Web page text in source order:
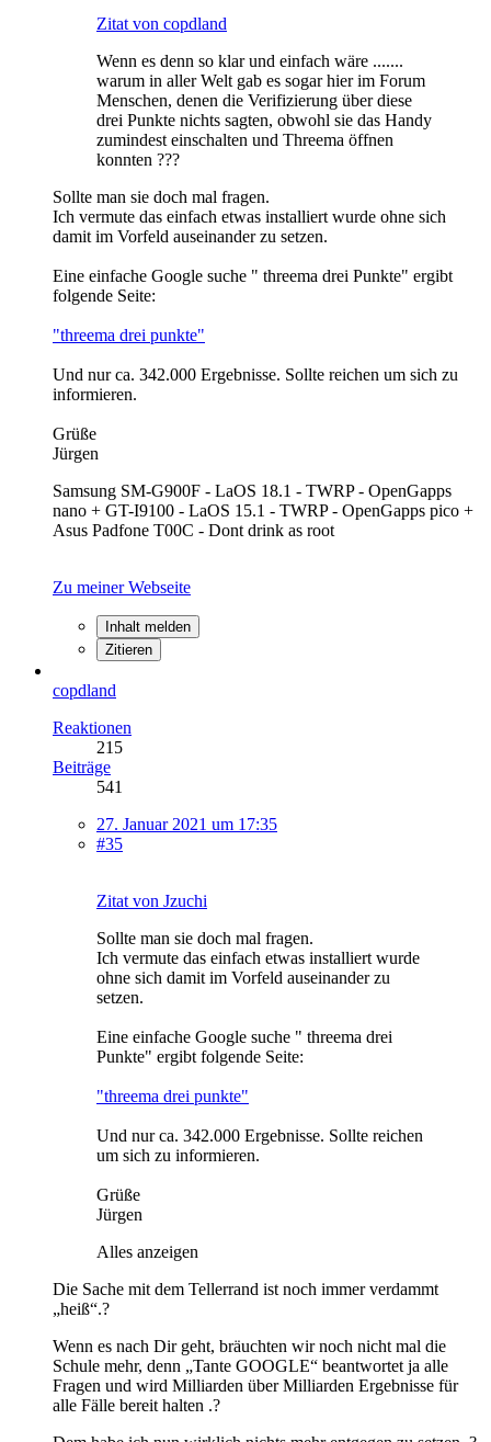
Zitat von copdland
Wenn es denn so klar und einfach wäre .......
warum in aller Welt gab es sogar hier im Forum
Menschen, denen die Verifizierung über diese
drei Punkte nichts sagten, obwohl sie das Handy
zumindest einschalten und Threema öffnen
konnten ???
Sollte man sie doch mal fragen.
Ich vermute das einfach etwas installiert wurde ohne sich
damit im Vorfeld auseinander zu setzen.
Eine einfache Google suche " threema drei Punkte" ergibt
folgende Seite:
"threema drei punkte"
Und nur ca. 342.000 Ergebnisse. Sollte reichen um sich zu
informieren.
Grüße
Jürgen
Samsung SM-G900F - LaOS 18.1 - TWRP - OpenGapps
nano + GT-I9100 - LaOS 15.1 - TWRP - OpenGapps pico +
Asus Padfone T00C - Dont drink as root
Zu meiner Webseite
Inhalt melden
Zitieren
copdland
Reaktionen
215
Beiträge
541
27. Januar 2021 um 17:35
#35
Zitat von Jzuchi
Sollte man sie doch mal fragen.
Ich vermute das einfach etwas installiert wurde
ohne sich damit im Vorfeld auseinander zu
setzen.
Eine einfache Google suche " threema drei
Punkte" ergibt folgende Seite:
"threema drei punkte"
Und nur ca. 342.000 Ergebnisse. Sollte reichen
um sich zu informieren.
Grüße
Jürgen
Alles anzeigen
Die Sache mit dem Tellerrand ist noch immer verdammt
„heiß“.?
Wenn es nach Dir geht, bräuchten wir noch nicht mal die
Schule mehr, denn „Tante GOOGLE“ beantwortet ja alle
Fragen und wird Milliarden über Milliarden Ergebnisse für
alle Fälle bereit halten .?